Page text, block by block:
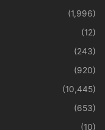
(1,996)
(12)
(243)
(920)
(10,445)
(653)
(10)